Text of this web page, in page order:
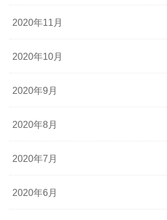
2020年11月
2020年10月
2020年9月
2020年8月
2020年7月
2020年6月